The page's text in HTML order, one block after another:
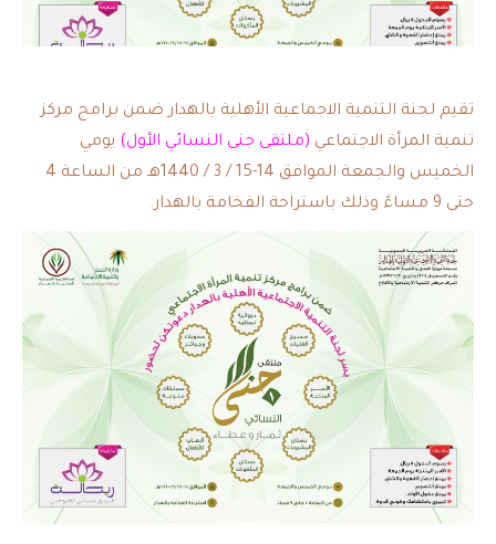
تقيم لجنة التنمية الاجماعية الأهلية بالهدار ضمن برامج مركز
تنمية المرأة الاجتماعي (ملتقى جنى النسائي الأول) يومي
الخميس والجمعة الموافق 14-15 / 3 / 1440هـ من الساعة 4
حتى 9 مساءً وذلك باستراحة الفخامة بالهدار.